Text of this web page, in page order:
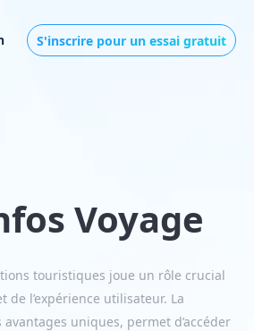
S'inscrire pour un essai gratuit
Voyage
touristiques joue un rôle crucial
de l’expérience utilisateur. La
avantages uniques, permet d’accéder